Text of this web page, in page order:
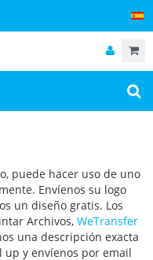
puede hacer uso de uno
Envíenos su logo
un diseño gratis. Los
Archivos, WeTransfer
una descripción exacta
y envíenos por email